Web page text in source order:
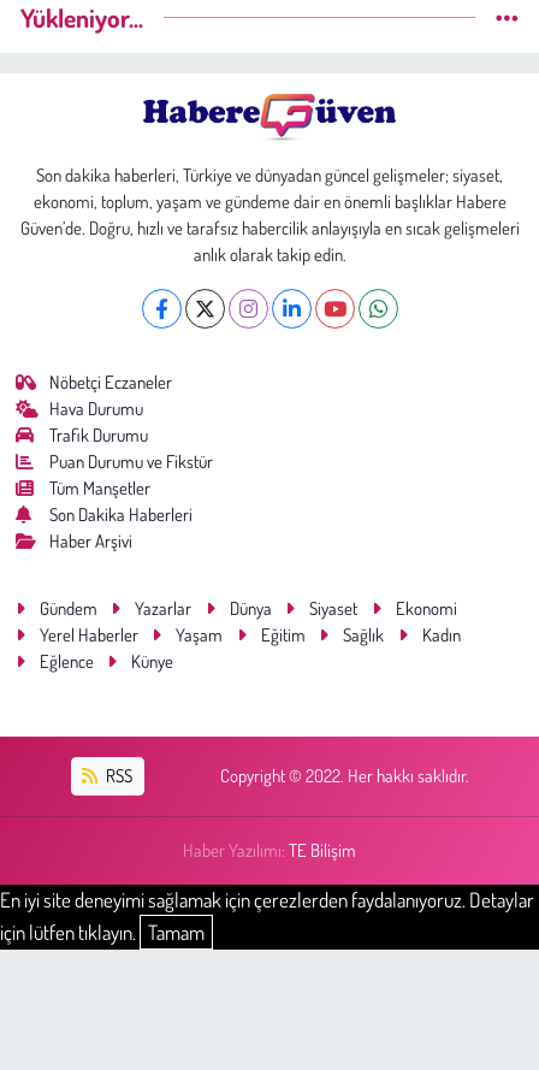
Yükleniyor...
Son dakika haberleri, Türkiye ve dünyadan güncel gelişmeler; siyaset,
ekonomi, toplum, yaşam ve gündeme dair en önemli başlıklar Habere
Güven’de. Doğru, hızlı ve tarafsız habercilik anlayışıyla en sıcak gelişmeleri
anlık olarak takip edin.
Nöbetçi Eczaneler
Hava Durumu
Trafik Durumu
Puan Durumu ve Fikstür
Tüm Manşetler
Son Dakika Haberleri
Haber Arşivi
Gündem Yazarlar Dünya Siyaset
Ekonomi
Yerel Haberler
Yaşam Eğitim Sağlık
Kadın
Eğlence
Künye
RSS Copyright © 2022. Her hakkı saklıdır.
Haber Yazılımı: TE Bilişim
En iyi site deneyimi sağlamak için çerezlerden faydalanıyoruz. Detaylar
için lütfen tıklayın. Tamam